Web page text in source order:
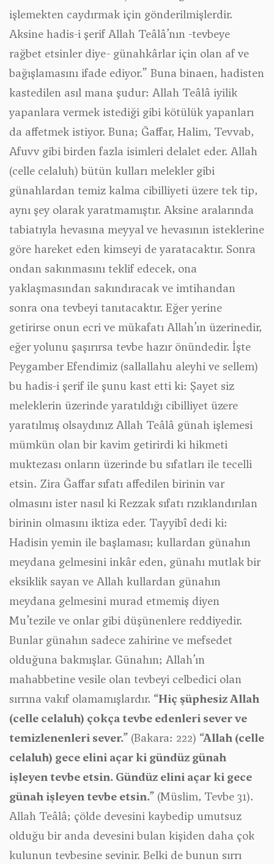
işlemekten caydırmak için gönderilmişlerdir.
Aksine hadis-i şerif Allah Teâlâ’nın -tevbeye
rağbet etsinler diye- günahkârlar için olan af ve
bağışlamasını ifade ediyor.” Buna binaen, hadisten
kastedilen asıl mana şudur: Allah Teâlâ iyilik
yapanlara vermek istediği gibi kötülük yapanları
da affetmek istiyor. Buna; Ğaffar, Halim, Tevvab,
Afuvv gibi birden fazla isimleri delalet eder. Allah
(celle celaluh) bütün kulları melekler gibi
günahlardan temiz kalma cibilliyeti üzere tek tip,
aynı şey olarak yaratmamıştır. Aksine aralarında
tabiatıyla hevasına meyyal ve hevasının isteklerine
göre hareket eden kimseyi de yaratacaktır. Sonra
ondan sakınmasını teklif edecek, ona
yaklaşmasından sakındıracak ve imtihandan
sonra ona tevbeyi tanıtacaktır. Eğer yerine
getirirse onun ecri ve mükafatı Allah’ın üzerinedir,
eğer yolunu şaşırırsa tevbe hazır önündedir. İşte
Peygamber Efendimiz (sallallahu aleyhi ve sellem)
bu hadis-i şerif ile şunu kast etti ki: Şayet siz
meleklerin üzerinde yaratıldığı cibilliyet üzere
yaratılmış olsaydınız Allah Teâlâ günah işlemesi
mümkün olan bir kavim getirirdi ki hikmeti
muktezası onların üzerinde bu sıfatları ile tecelli
etsin. Zira Ğaffar sıfatı affedilen birinin var
olmasını ister nasıl ki Rezzak sıfatı rızıklandırılan
birinin olmasını iktiza eder. Tayyibî dedi ki:
Hadisin yemin ile başlaması; kullardan günahın
meydana gelmesini inkâr eden, günahı mutlak bir
eksiklik sayan ve Allah kullardan günahın
meydana gelmesini murad etmemiş diyen
Mu’tezile ve onlar gibi düşünenlere reddiyedir.
Bunlar günahın sadece zahirine ve mefsedet
olduğuna bakmışlar. Günahın; Allah’ın
mahabbetine vesile olan tevbeyi celbedici olan
sırrına vakıf olamamışlardır. “Hiç şüphesiz Allah
(celle celaluh) çokça tevbe edenleri sever ve
temizlenenleri sever.” (Bakara: 222) “Allah (celle
celaluh) gece elini açar ki gündüz günah
işleyen tevbe etsin. Gündüz elini açar ki gece
günah işleyen tevbe etsin.” (Müslim, Tevbe 31).
Allah Teâlâ; çölde devesini kaybedip umutsuz
olduğu bir anda devesini bulan kişiden daha çok
kulunun tevbesine sevinir. Belki de bunun sırrı